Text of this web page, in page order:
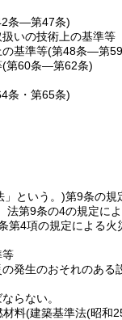
条―第47条)
いの技術上の基準等
基準等(第48条―第
(第60条―第62条)
条・第65条)
」という。)第9条の規
第9条の4の規定に
4項の規定による
等
発生のおそれのある
らない。
材料(建築基準法(昭和